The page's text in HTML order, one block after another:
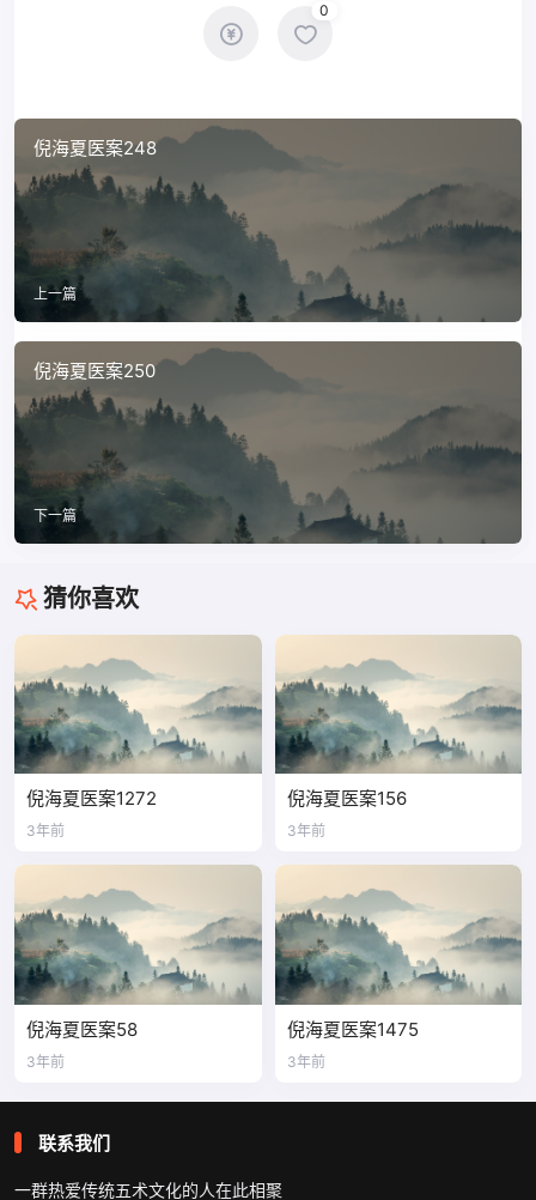
0
倪海夏医案248
上一篇
倪海夏医案250
下一篇
猜你喜欢
倪海夏医案1272
3年前
倪海夏医案156
3年前
倪海夏医案58
3年前
倪海夏医案1475
3年前
联系我们
一群热爱传统五术文化的人在此相聚